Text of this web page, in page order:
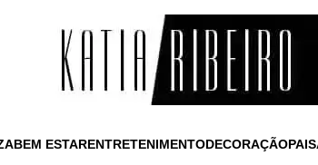
BEM ESTARENTRETENIMENTODECORAÇÃO